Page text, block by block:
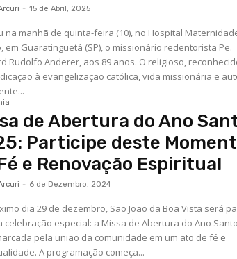
- 15 de Abril, 2025
na manhã de quinta-feira (10), no Hospital
em Guaratinguetá (SP), o missionário redentorista Pe.
Rudolfo Anderer, aos 89 anos. O religioso,
à evangelização católica, vida missionária e
de Abertura do Ano
Participe deste
e Renovação Espiritual
- 6 de Dezembro, 2024
dia 29 de dezembro, São João da Boa Vista será
celebração especial: a Missa de Abertura do Ano Santo
pela união da comunidade em um ato de fé e
espiritualidade. A programação começa...